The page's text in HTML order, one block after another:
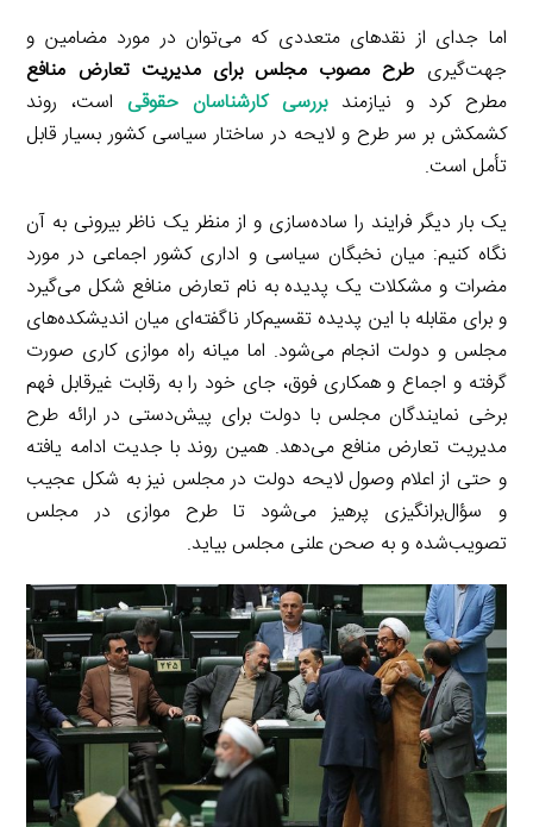
اما جدای از نقدهای متعددی که می‌توان در مورد مضامین و
جهت‌گیری طرح مصوب مجلس برای مدیریت تعارض منافع
مطرح کرد و نیازمندبررسی کارشناسان حقوقیاست، روند
کشمکش بر سر طرح و لایحه در ساختار سیاسی کشور بسیار قابل
تأمل است.
یک بار دیگر فرایند را ساده‌سازی و از منظر یک ناظر بیرونی به آن
نگاه کنیم: میان نخبگان سیاسی و اداری کشور اجماعی در مورد
مضرات و مشکلات یک پدیده به نام تعارض منافع شکل می‌گیرد
و برای مقابله با این پدیده تقسیم‌کار ناگفته‌ای میان اندیشکده‌های
مجلس و دولت انجام می‌شود. اما میانه راه موازی کاری صورت
گرفته و اجماع و همکاری فوق، جای خود را به رقابت غیرقابل فهم
برخی نمایندگان مجلس با دولت برای پیش‌دستی در ارائه طرح
مدیریت تعارض منافع می‌دهد. همین روند با جدیت ادامه یافته
و حتی از اعلام وصول لایحه دولت در مجلس نیز به شکل عجیب
و سؤال‌برانگیزی پرهیز می‌شود تا طرح موازی در مجلس
تصویب‌شده و به صحن علنی مجلس بیاید.